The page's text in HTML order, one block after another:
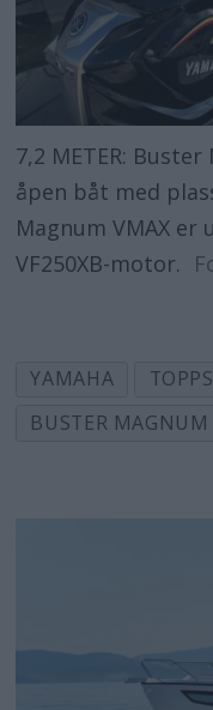
7,2 METER:
åpen båt med
Magnum VMAX er
VF250XB-motor.
YAMAHA
BUSTER MAGNUM